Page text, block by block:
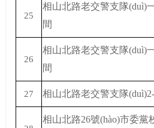
25
相山北路老交警支隊(duì)
間
26
相山北路老交警支隊(duì)
間
27 相山北路老交警支隊(duì)
相山北路26號(hào)市委黨